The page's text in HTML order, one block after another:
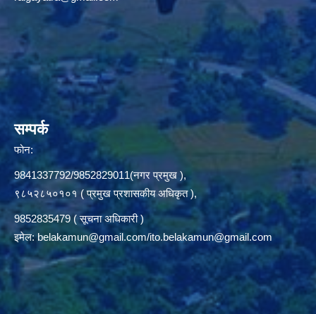
सम्पर्क
फोन:
9841337792/9852829011(नगर प्रमुख ),
९८५२८५०१०१ ( प्रमुख प्रशासकीय अधिकृत ),
9852835479 ( सूचना अधिकारी )
इमेल:belakamun@gmail.com/ito.belakamun@gmail.com